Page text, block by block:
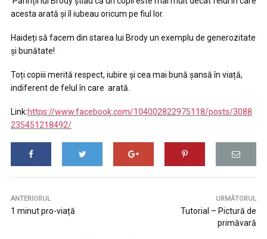
acesta arată și îl iubeau oricum pe fiul lor.
Haideți să facem din starea lui Brody un exemplu de generozitate
și bunătate!
Toți copiii merită respect, iubire și cea mai bună șansă în viață,
indiferent de felul în care arată.
Link:https://www.facebook.com/104002822975118/posts/3088
235451218492/
ANTERIORUL
1 minut pro-viață
URMĂTORUL
Tutorial – Pictură de
primăvară